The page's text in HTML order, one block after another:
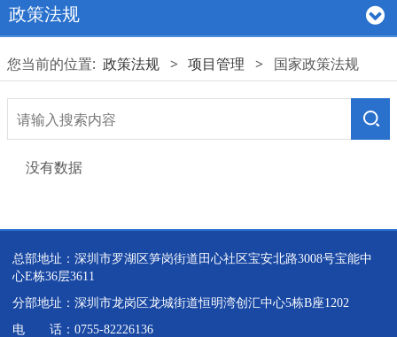
政策法规
您当前的位置: 政策法规 > 项目管理 > 国家政策法规
没有数据
总部地址：深圳市罗湖区笋岗街道田心社区宝安北路3008号宝能中
心E栋36层3611
分部地址：深圳市龙岗区龙城街道恒明湾创汇中心5栋B座1202
电 话：0755-82226136